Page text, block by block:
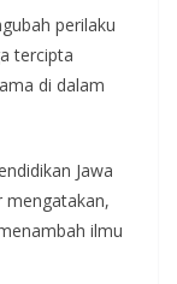
perilaku
tercipta
di dalam
Jawa
mengatakan,
ilmu